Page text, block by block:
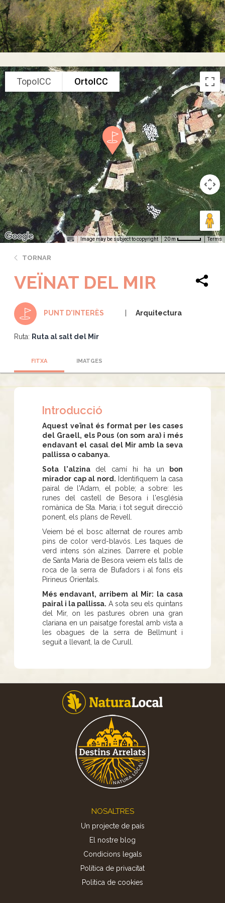
TopoICC OrtoICC
Image may be subject to copyright 20 m Terms
TORNAR
VEÏNAT DEL MIR
PUNT D'INTERÈS Arquitectura
Ruta: Ruta al salt del Mir
FITXA IMATGES
Introducció
Aquest veïnat és format per les cases
del Graell, els Pous (on som ara) i més
endavant el casal del Mir amb la seva
pallissa o cabanya.
Sota l'alzinadel camí hi ha un bon
mirador cap al nord. Identifiquem la casa
pairal de l'Adam, el poble; a sobre: les
runes del castell de Besora i l'església
romànica de Sta. Maria; i tot seguit direcció
ponent, els plans de Revell.
Veiem bé el bosc alternat de roures amb
pins de color verd-blavós. Les taques de
verd intens són alzines. Darrere el poble
de Santa Maria de Besora veiem els talls de
roca de la serra de Bufadors i al fons els
Pirineus Orientals.
Més endavant, arribem al Mir:
la casa
pairal i la pallissa. A sota seu els quintans
del Mir, on les pastures obren una gran
clariana en un paisatge forestal amb vista a
les obagues de la serra de Bellmunt i
seguit a llevant, la de Curull.
NOSALTRES
Un projecte de país
El nostre blog
Condicions legals
Política de privacitat
Politica de cookies